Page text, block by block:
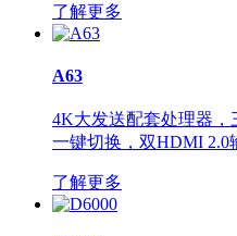
了解更多
A63
4K大发送配套处理器
一键切换，双HDMI 2.0
了解更多